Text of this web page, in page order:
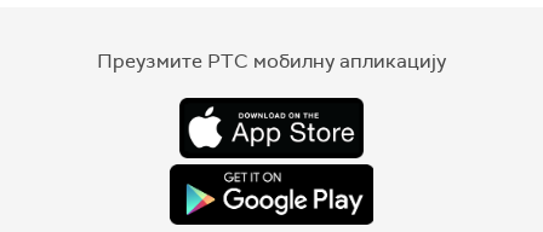
Преузмите РТС мобилну апликацију